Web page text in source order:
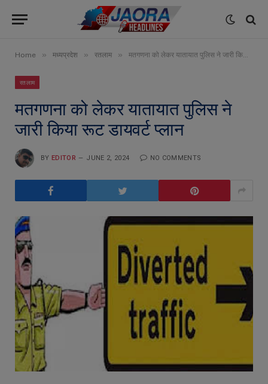
Home » मध्यप्रदेश » रतलाम » मतगणना को लेकर यातायात पुलिस ने जारी किया रूट डायवर्ट प्लान
रतलाम
मतगणना को लेकर यातायात पुलिस ने
जारी किया रूट डायवर्ट प्लान
BY EDITOR JUNE 2, 2024 NO COMMENTS